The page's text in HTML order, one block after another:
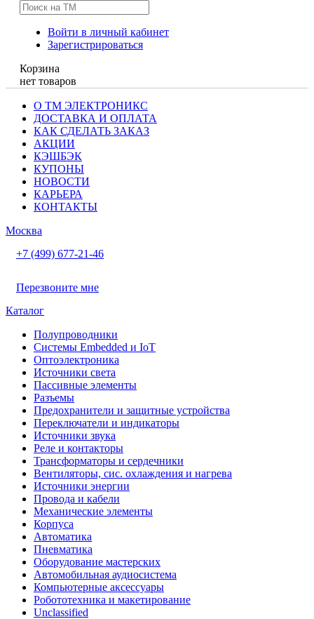
Войти в личный кабинет
Зарегистрироваться
Корзина
нет товаров
О ТМ ЭЛЕКТРОНИКС
ДОСТАВКА И ОПЛАТА
КАК СДЕЛАТЬ ЗАКАЗ
АКЦИИ
КЭШБЭК
КУПОНЫ
НОВОСТИ
КАРЬЕРА
КОНТАКТЫ
Москва
+7 (499) 677-21-46
Перезвоните мне
Каталог
Полупроводники
Системы Embedded и IoT
Oптоэлектроника
Источники света
Пассивные элементы
Разъeмы
Предохранители и защитные устройства
Переключатели и индикаторы
Источники звука
Реле и контакторы
Трансформаторы и сердечники
Вентиляторы, сис. охлаждения и нагрева
Источники энергии
Провода и кабели
Механические элементы
Корпуса
Автоматика
Пневматика
Оборудование мастерских
Автомобильная аудиосистема
Компьютерные аксессуары
Робототехника и макетирование
Unclassified